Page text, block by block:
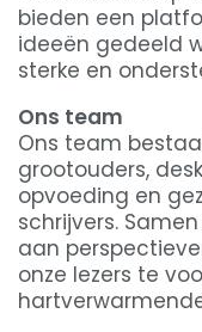
bieden een
ideeën gedeeld
sterke en
Ons team
Ons team
grootouders,
opvoeding en
schrijvers.
aan
onze lezers te